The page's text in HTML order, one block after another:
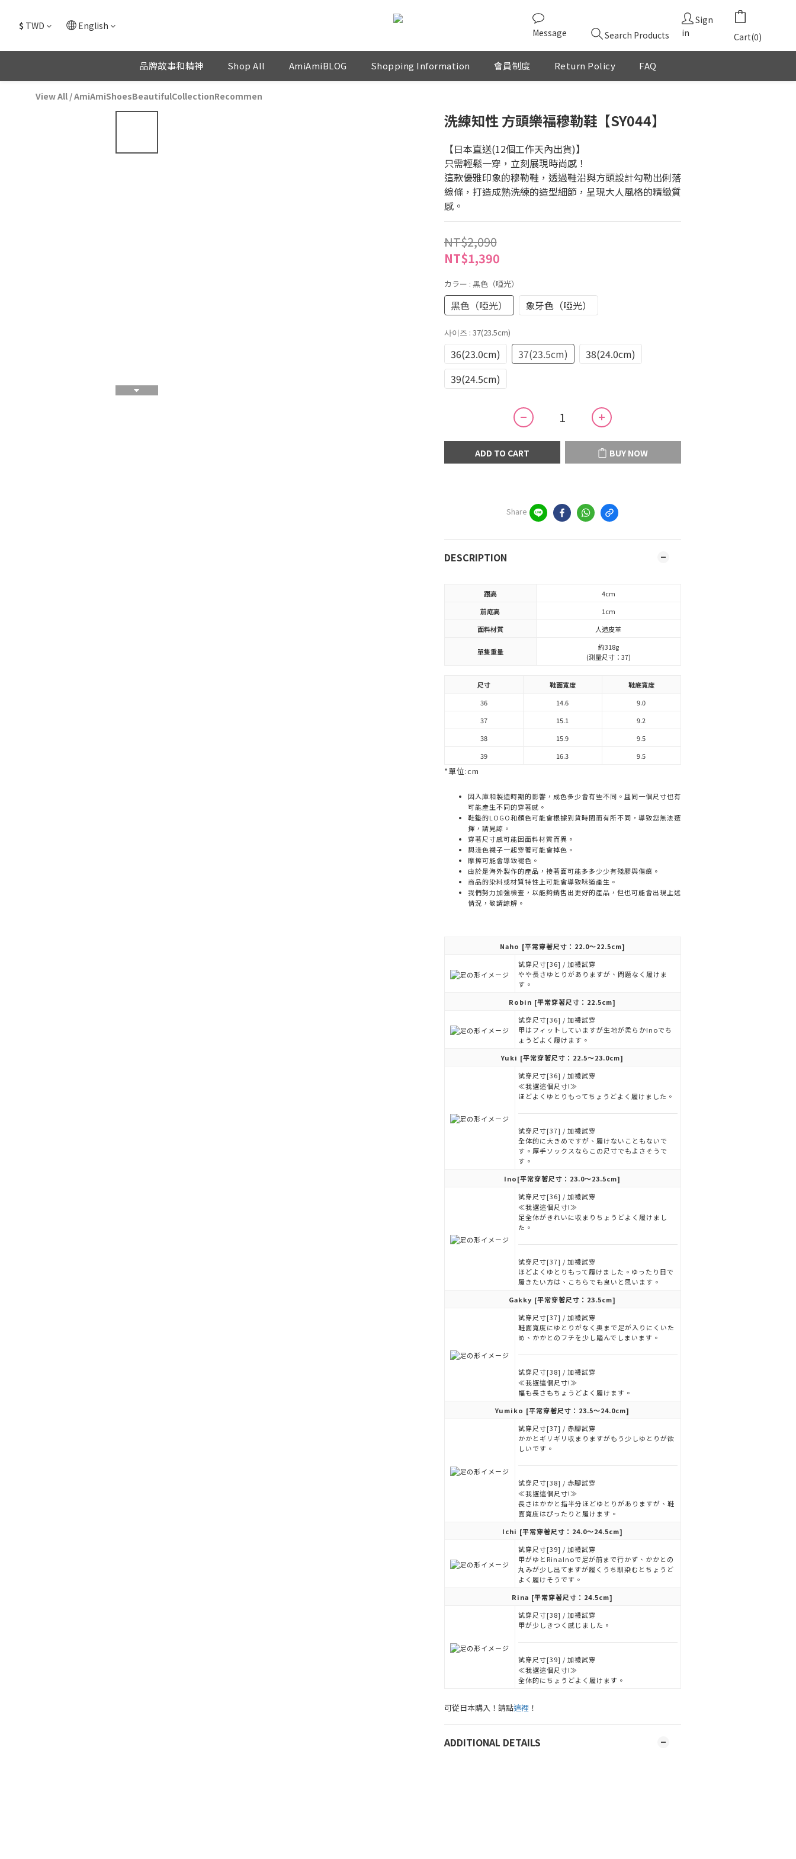
$ TWD English
Message Search Products
Sign
in
Cart(0)
品牌故事和精神 Shop All AmiAmiBLOG Shopping Information 會員制度 Return Policy FAQ
View All /AmiAmiShoesBeautifulCollectionRecommen
洗練知性 方頭樂福穆勒鞋【SY044】
【日本直送(12個工作天內出貨)】
只需輕鬆一穿，立刻展現時尚感！
這款優雅印象的穆勒鞋，透過鞋沿與方頭設計勾勒出俐落
線條，打造成熟洗練的造型細節，呈現大人風格的精緻質
感。
NT$2,090
NT$1,390
カラー : 黑色（啞光）
黑色（啞光） 象牙色（啞光）
사이즈 : 37(23.5cm)
36(23.0cm) 37(23.5cm)
38(24.0cm)
39(24.5cm)
ADD TO CART BUY NOW
Share
DESCRIPTION
跟高
4cm
前底高
1cm
面料材質
人造皮革
單隻重量
約318g
(測量尺寸：37)
尺寸 鞋面寬度
鞋底寬度
36
14.6
9.0
37
15.1
9.2
38
15.9
9.5
39
16.3 9.5
*單位:cm
因入庫和製造時期的影響，成色多少會有些不同。且同一個尺寸也有
可能產生不同的穿著感。
鞋墊的LOGO和顏色可能會根據到貨時間而有所不同，導致您無法選
擇，請見諒。
穿著尺寸感可能因面料材質而異。
與淺色襪子一起穿著可能會掉色。
摩擦可能會導致褪色。
由於是海外製作的產品，接著面可能多多少少有殘膠與傷痕。
商品的染料或材質特性上可能會導致味道產生。
我們努力加強檢查，以能夠銷售出更好的產品，但也可能會出現上述
情況，敬請諒解。
Naho [平常穿著尺寸：22.0～22.5cm]
試穿尺寸[36] / 加襪試穿
やや長さゆとりがありますが、問題なく履けま
す。
Robin [平常穿著尺寸：22.5cm]
試穿尺寸[36] / 加襪試穿
甲はフィットしていますが生地が柔らかInoでち
ょうどよく履けます。
Yuki [平常穿著尺寸：22.5～23.0cm]
試穿尺寸[36] / 加襪試穿
≪我選這個尺寸!≫
ほどよくゆとりもってちょうどよく履けました。
試穿尺寸[37] / 加襪試穿
全体的に大きめですが、履けないこともないで
す。厚手ソックスならこの尺寸でもよさそうで
す。
Ino[平常穿著尺寸：23.0～23.5cm]
試穿尺寸[36] / 加襪試穿
≪我選這個尺寸!≫
足全体がきれいに収まりちょうどよく履けまし
た。
試穿尺寸[37] / 加襪試穿
ほどよくゆとりもって履けました。ゆったり目で
履きたい方は、こちらでも良いと思います。
Gakky [平常穿著尺寸：23.5cm]
試穿尺寸[37] / 加襪試穿
鞋面寬度にゆとりがなく奥まで足が入りにくいた
め、かかとのフチを少し踏んでしまいます。
試穿尺寸[38] / 加襪試穿
≪我選這個尺寸!≫
幅も長さもちょうどよく履けます。
Yumiko [平常穿著尺寸：23.5～24.0cm]
試穿尺寸[37] / 赤腳試穿
かかとギリギリ収まりますがもう少しゆとりが欲
しいです。
試穿尺寸[38] / 赤腳試穿
≪我選這個尺寸!≫
長さはかかと指半分ほどゆとりがありますが、鞋
面寬度はぴったりと履けます。
Ichi [平常穿著尺寸：24.0～24.5cm]
試穿尺寸[39] / 加襪試穿
甲がゆとRinaInoで足が前まで行かず、かかとの
丸みが少し出てますが履くうち馴染むとちょうど
よく履けそうです。
Rina [平常穿著尺寸：24.5cm]
試穿尺寸[38] / 加襪試穿
甲が少しきつく感じました。
試穿尺寸[39] / 加襪試穿
≪我選這個尺寸!≫
全体的にちょうどよく履けます。
可從日本購入！請點這裡 ！
ADDITIONAL DETAILS